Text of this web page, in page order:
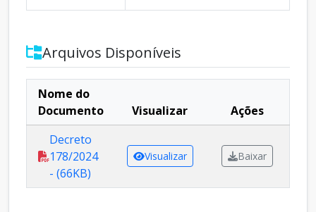
Arquivos Disponíveis
Nome do
Documento
Visualizar
Ações
Decreto
178/2024
- (66KB)
Visualizar Baixar